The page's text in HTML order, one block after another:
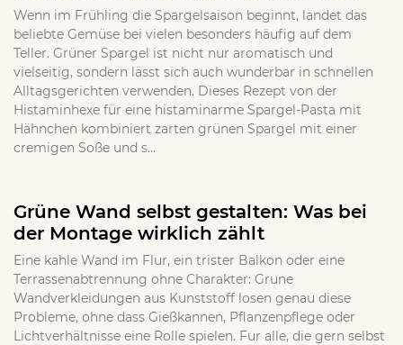
Wenn im Frühling die Spargelsaison beginnt, landet das
beliebte Gemüse bei vielen besonders häufig auf dem
Teller. Grüner Spargel ist nicht nur aromatisch und
vielseitig, sondern lässt sich auch wunderbar in schnellen
Alltagsgerichten verwenden. Dieses Rezept von der
Histaminhexe für eine histaminarme Spargel-Pasta mit
Hähnchen kombiniert zarten grünen Spargel mit einer
cremigen Soße und s...
Grüne Wand selbst gestalten: Was bei
der Montage wirklich zählt
Eine kahle Wand im Flur, ein trister Balkon oder eine
Terrassenabtrennung ohne Charakter: Grune
Wandverkleidungen aus Kunststoff losen genau diese
Probleme, ohne dass Gießkannen, Pflanzenpflege oder
Lichtverhältnisse eine Rolle spielen. Fur alle, die gern selbst